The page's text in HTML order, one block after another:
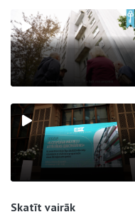
Skatīt vairāk